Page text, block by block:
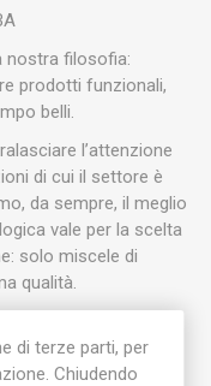
nostra filosofia:
prodotti funzionali,
belli.
l’attenzione
di cui il settore è
da sempre, il meglio
vale per la scelta
solo miscele di
qualità.
di tendenza.
al meglio alle
di terze parti, per
Chiudendo